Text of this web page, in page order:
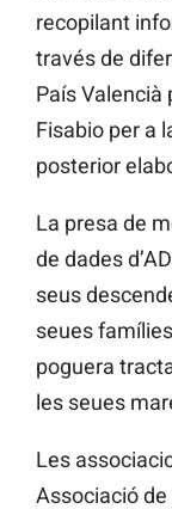
recopilant
través de
País Valencià
Fisabio per a
posterior
La presa de
de dades
seus
seues
poguera
les seues
Les
Associació de